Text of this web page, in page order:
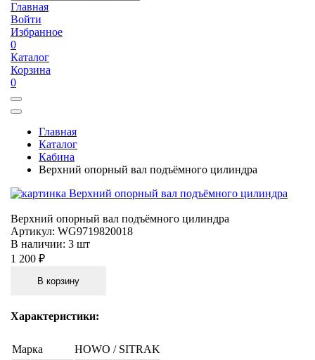
Главная
Войти
Избранное
0
Каталог
Корзина
0
Главная
Каталог
Кабина
Верхний опорный вал подъёмного цилиндра
Верхний опорный вал подъёмного цилиндра
Артикул: WG9719820018
В наличии: 3 шт
1 200 ₽
В корзину
Характеристики:
Марка
HOWO / SITRAK